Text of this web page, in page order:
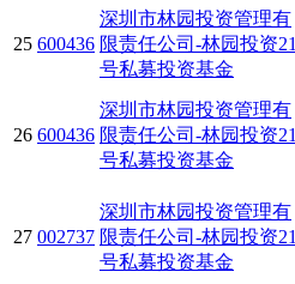
25 600436
深圳市林园投资管理有
限责任公司-林园投资21
号私募投资基金
26 600436
深圳市林园投资管理有
限责任公司-林园投资21
号私募投资基金
27 002737
深圳市林园投资管理有
限责任公司-林园投资21
号私募投资基金